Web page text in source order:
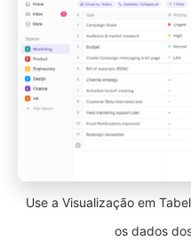
Use a Visualização em
os dados